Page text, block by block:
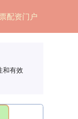
配资门户
和有效